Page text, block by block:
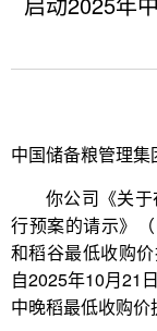
中国储备粮管理集
你公司《关
行预案的请示》
和稻谷最低收购
自2025年10月21
中晚稻最低收购价